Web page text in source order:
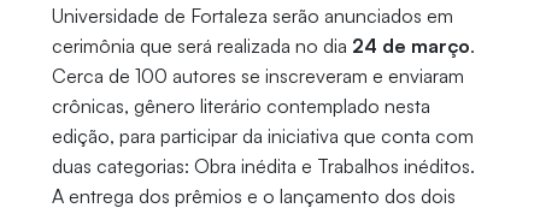
Universidade de Fortaleza serão anunciados em
cerimônia que será realizada no dia 24 de março.
Cerca de 100 autores se inscreveram e enviaram
crônicas, gênero literário contemplado nesta
edição, para participar da iniciativa que conta com
duas categorias: Obra inédita e Trabalhos inéditos.
A entrega dos prêmios e o lançamento dos dois